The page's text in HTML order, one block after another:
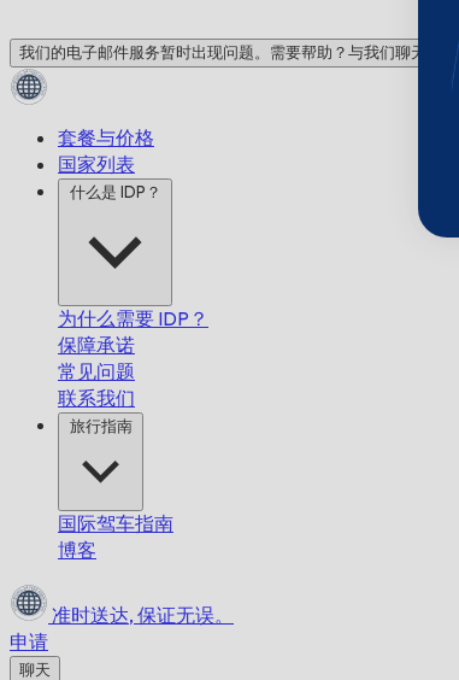
我们的电子邮件服务暂时出现问题。需要帮助？与我们聊天！
套餐与价格
国家列表
什么是 IDP？
为什么需要 IDP？
保障承诺
常见问题
联系我们
旅行指南
国际驾车指南
博客
准时送达, 保证无误。
申请
聊天